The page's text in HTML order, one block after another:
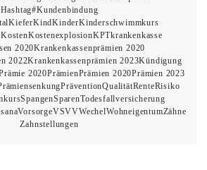
Hashtag#Kundenbindung
KieferKindKinderKinderschwimmkurs
KostenKostenexplosionKPTkrankenkasse
2020Krankenkassenprämien 2020
2022Krankenkassenprämien 2023Kündigung
2020PrämienPrämien 2020Prämien 2023
PräventionQualitätRenteRisiko
SpangenSparenTodesfallversicherung
VorsorgeVSVVWechelWohneigentumZähne
Zahnstellungen